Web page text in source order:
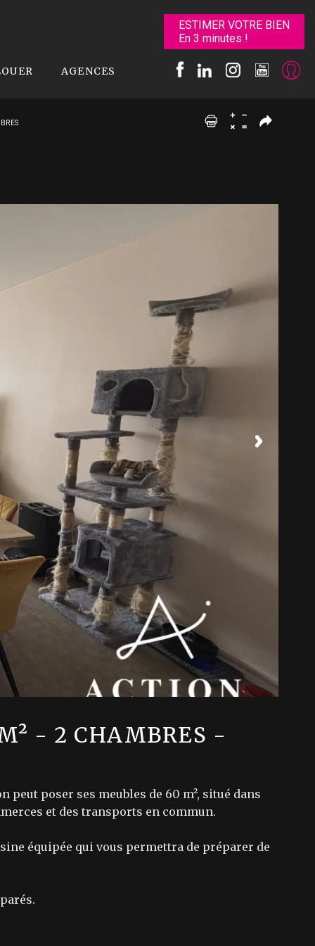
ESTIMER VOTRE BIEN
En 3 minutes !
AGENCES
- 2 CHAMBRES -
poser ses meubles de 60 m², situé dans
et des transports en commun.
équipée qui vous permettra de préparer de